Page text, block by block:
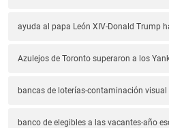
ayuda al papa León XIV-Donald Trump
Azulejos de Toronto superaron a los
bancas de loterías-contaminación visual
banco de elegibles a las vacantes-año